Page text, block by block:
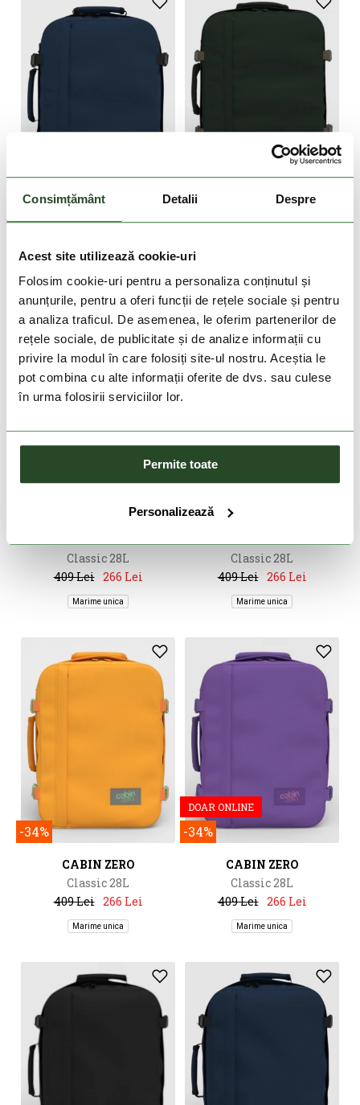
Consimțământ Detalii Despre
Acest site utilizează cookie-uri
Folosim cookie-uri pentru a personaliza conținutul și
anunțurile, pentru a oferi funcții de rețele sociale și pentru
a analiza traficul. De asemenea, le oferim partenerilor de
rețele sociale, de publicitate și de analize informații cu
privire la modul în care folosiți site-ul nostru. Aceștia le
pot combina cu alte informații oferite de dvs. sau culese
în urma folosirii serviciilor lor.
Permite toate
Personalizează
-34%
409 Lei 266 Lei
Marime unica
-34%
Marime unica
Classic 28L
409 Lei 266 Lei
Marime unica
-34%
Classic 28L
409 Lei 266 Lei
Marime unica
-34%
CABIN ZERO
Classic 28L
409 Lei 266 Lei
Marime unica
DOAR ONLINE
-34%
CABIN ZERO
Classic 28L
409 Lei 266 Lei
Marime unica